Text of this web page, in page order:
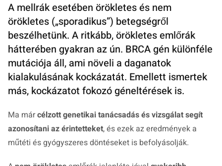
A mellrák esetében örökletes és nem
örökletes („sporadikus”) betegségről
beszélhetünk. A ritkább, örökletes emlőrák
hátterében gyakran az ún. BRCA gén különféle
mutációja áll, ami növeli a daganatok
kialakulásának kockázatát. Emellett ismertek
más, kockázatot fokozó géneltérések is.
Ma márcélzott genetikai tanácsadás és vizsgálat segít
azonosítani az érintetteket, és ezek az eredmények a
műtéti és gyógyszeres döntéseket is befolyásolják.